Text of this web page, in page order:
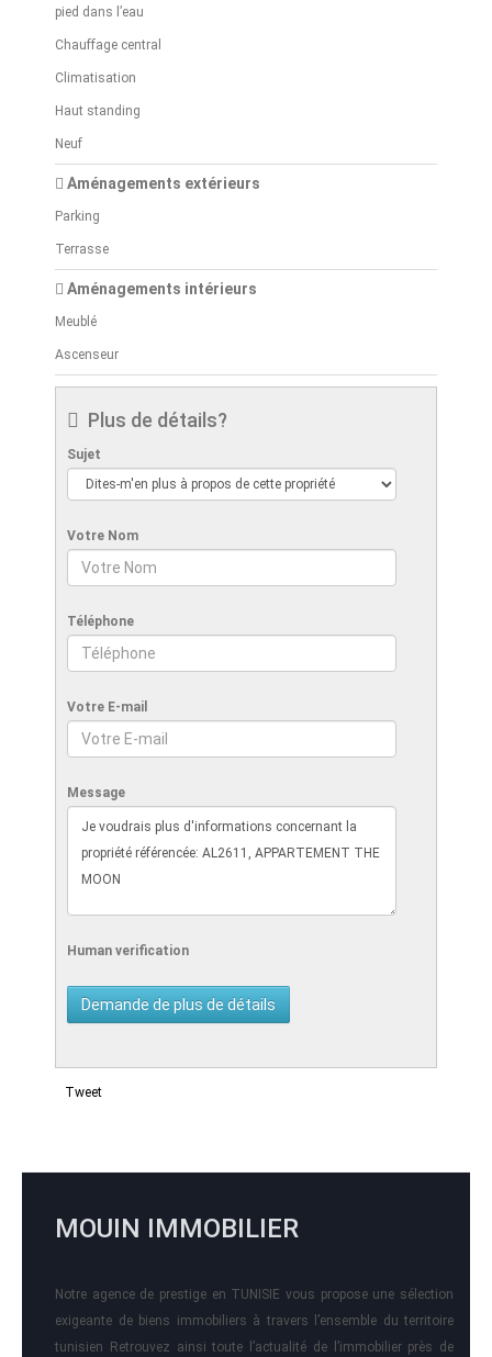
pied dans l’eau
Chauffage central
Climatisation
Haut standing
Neuf
Aménagements extérieurs
Parking
Terrasse
Aménagements intérieurs
Meublé
Ascenseur
Plus de détails?
Sujet
Votre Nom
Téléphone
Votre E-mail
Message
Human verification
Tweet
MOUIN IMMOBILIER
Notre agence de prestige en TUNISIE vous propose une sélection
exigeante de biens immobiliers à travers l’ensemble du territoire
tunisien Retrouvez ainsi toute l’actualité de l’immobilier près de